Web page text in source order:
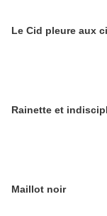
Le Cid pleure aux
Rainette et
Maillot noir